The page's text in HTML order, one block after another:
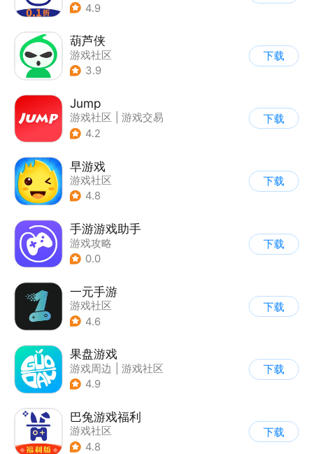
4.9
葫芦侠
游戏社区
3.9
下载
Jump
游戏社区
游戏交易
| 游戏周边
4.2
下载
早游戏
游戏社区
4.8
下载
手游游戏助手
游戏攻略
0.0
下载
一元手游
游戏社区
4.6
下载
果盘游戏
游戏周边
游戏社区
4.9
下载
巴兔游戏福利
游戏社区
4.8
下载